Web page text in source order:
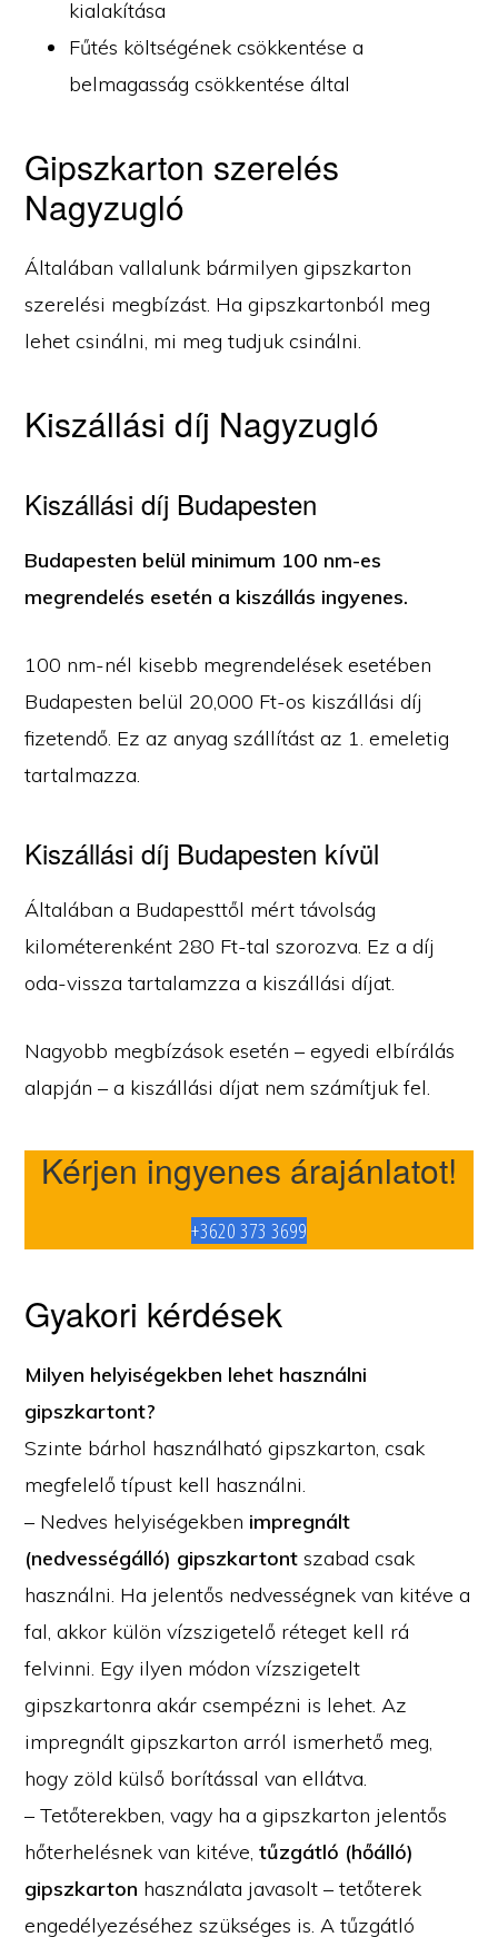
kialakítása
Fűtés költségének csökkentése a
belmagasság csökkentése által
Gipszkarton szerelés
Nagyzugló
Általában vallalunk bármilyen gipszkarton
szerelési megbízást. Ha gipszkartonból meg
lehet csinálni, mi meg tudjuk csinálni.
Kiszállási díj Nagyzugló
Kiszállási díj Budapesten
Budapesten belül minimum 100 nm-es
megrendelés esetén a kiszállás ingyenes.
100 nm-nél kisebb megrendelések esetében
Budapesten belül 20,000 Ft-os kiszállási díj
fizetendő. Ez az anyag szállítást az 1. emeletig
tartalmazza.
Kiszállási díj Budapesten kívül
Általában a Budapesttől mért távolság
kilométerenként 280 Ft-tal szorozva. Ez a díj
oda-vissza tartalamzza a kiszállási díjat.
Nagyobb megbízások esetén – egyedi elbírálás
alapján – a kiszállási díjat nem számítjuk fel.
Kérjen ingyenes árajánlatot!
+3620 373 3699
Gyakori kérdések
Milyen helyiségekben lehet használni
gipszkartont?
Szinte bárhol használható gipszkarton, csak
megfelelő típust kell használni.
– Nedves helyiségekben impregnált
(nedvességálló) gipszkartont szabad csak
használni. Ha jelentős nedvességnek van kitéve a
fal, akkor külön vízszigetelő réteget kell rá
felvinni. Egy ilyen módon vízszigetelt
gipszkartonra akár csempézni is lehet. Az
impregnált gipszkarton arról ismerhető meg,
hogy zöld külső borítással van ellátva.
– Tetőterekben, vagy ha a gipszkarton jelentős
hőterhelésnek van kitéve,tűzgátló (hőálló)
gipszkarton használata javasolt – tetőterek
engedélyezéséhez szükséges is. A tűzgátló